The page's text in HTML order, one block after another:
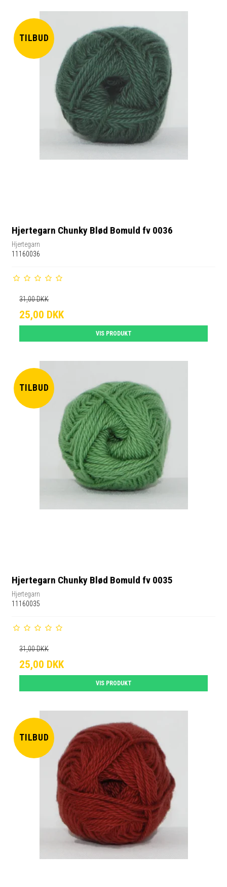
TILBUD
Hjertegarn Chunky Blød Bomuld fv 0036
Hjertegarn
11160036
31,00 DKK
25,00 DKK
VIS PRODUKT
TILBUD
Hjertegarn Chunky Blød Bomuld fv 0035
Hjertegarn
11160035
31,00 DKK
25,00 DKK
VIS PRODUKT
TILBUD